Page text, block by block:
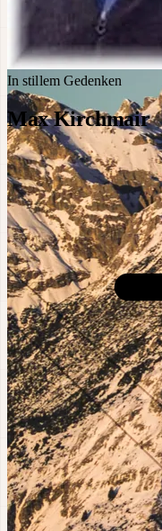
In stillem Gedenken
Max Kirchmair